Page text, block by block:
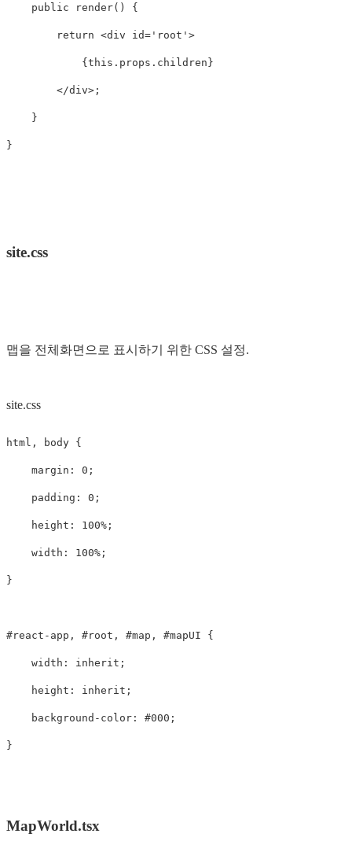
public render() {
return <div id= ' root ' >
{this . props . children}
</div>
}
}
site.css
맵을 전체화면으로 표시하기 위한 CSS 설정.
site.css
html , body {
margin : 0 ;
padding : 0 ;
height : 100% ;
width : 100% ;
}
#react-app , #root , #map , #mapUI {
width : inherit ;
height : inherit ;
background-color : #000 ;
}
MapWorld.tsx